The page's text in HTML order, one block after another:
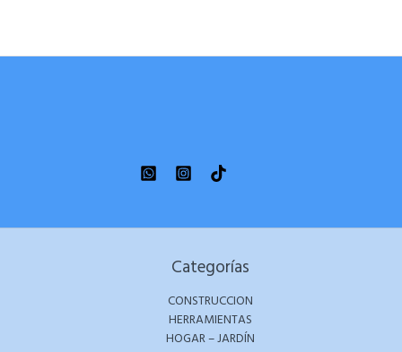
Categorías
CONSTRUCCION
HERRAMIENTAS
HOGAR – JARDÍN